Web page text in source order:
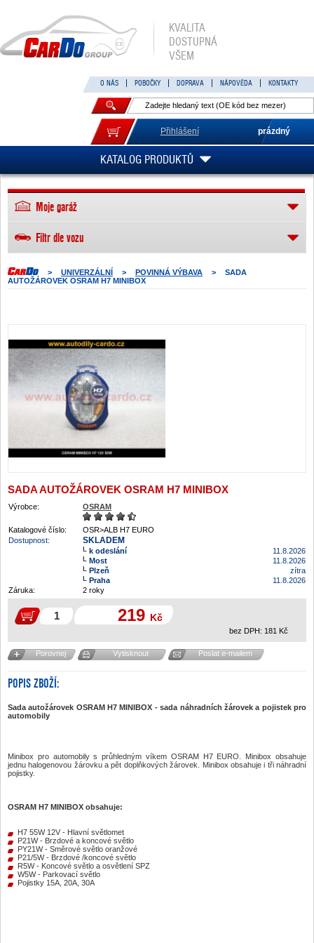
KVALITA
DOSTUPNÁ
VŠEM
O NÁS POBOČKY DOPRAVA NÁPOVĚDA KONTAKTY
Přihlášení prázdný
KATALOG PRODUKTŮ
> UNIVERZÁLNÍ > POVINNÁ VÝBAVA >
SADA
AUTOŽÁROVEK OSRAM H7 MINIBOX
SADA AUTOŽÁROVEK OSRAM H7 MINIBOX
Výrobce: OSRAM
Katalogové číslo:
OSR>ALB H7 EURO
Dostupnost:
SKLADEM
k odeslání
11.8.2026
Most
11.8.2026
Plzeň
zítra
Praha
11.8.2026
Záruka:
2 roky
219 Kč
bez DPH: 181 Kč
Porovnej Vytisknout Poslat e-mailem
POPIS ZBOŽÍ:
Sada autožárovek OSRAM H7 MINIBOX -sada náhradních žárovek a pojistek pro
automobily
Minibox pro automobily s průhledným víkem OSRAM H7 EURO. Minibox obsahuje
jednu halogenovou žárovku a pět doplňkových žárovek. Minibox obsahuje i tři náhradní
pojistky.
OSRAM H7 MINIBOX obsahuje:
H7 55W 12V - Hlavní světlomet
P21W - Brzdové a koncové světlo
PY21W - Směrové světlo oranžové
P21/5W - Brzdové /koncové světlo
R5W - Koncové světlo a osvětlení SPZ
W5W - Parkovací světlo
Pojistky 15A, 20A, 30A
Moje garáž
Filtr dle vozu